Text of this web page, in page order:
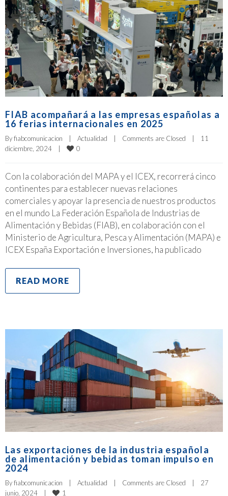
FIAB acompañará a las empresas españolas a
16 ferias internacionales en 2025
By fiabcomunicacion Actualidad Comments are Closed
11
diciembre, 2024
0
Con la colaboración del MAPA y el ICEX, recorrerá cinco
continentes para establecer nuevas relaciones
comerciales y apoyar la presencia de nuestros productos
en el mundo La Federación Española de Industrias de
Alimentación y Bebidas (FIAB), en colaboración con el
Ministerio de Agricultura, Pesca y Alimentación (MAPA) e
ICEX España Exportación e Inversiones, ha publicado
READ MORE
Las exportaciones de la industria española
de alimentación y bebidas toman impulso en
2024
By fiabcomunicacion Actualidad Comments are Closed
27
junio, 2024
1